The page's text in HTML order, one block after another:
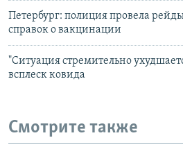
Петербург: полиция провела
справок о вакцинации
"Ситуация стремительно
всплеск ковида
Смотрите также